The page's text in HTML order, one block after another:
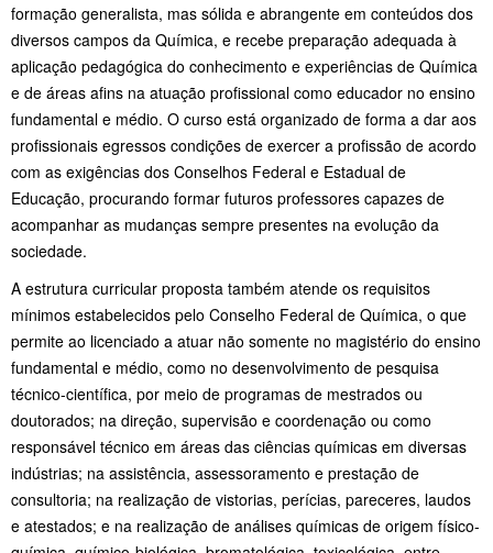
formação generalista, mas sólida e abrangente em conteúdos dos
diversos campos da Química, e recebe preparação adequada à
aplicação pedagógica do conhecimento e experiências de Química
e de áreas afins na atuação profissional como educador no ensino
fundamental e médio. O curso está organizado de forma a dar aos
profissionais egressos condições de exercer a profissão de acordo
com as exigências dos Conselhos Federal e Estadual de
Educação, procurando formar futuros professores capazes de
acompanhar as mudanças sempre presentes na evolução da
sociedade.
A estrutura curricular proposta também atende os requisitos
mínimos estabelecidos pelo Conselho Federal de Química, o que
permite ao licenciado a atuar não somente no magistério do ensino
fundamental e médio, como no desenvolvimento de pesquisa
técnico-científica, por meio de programas de mestrados ou
doutorados; na direção, supervisão e coordenação ou como
responsável técnico em áreas das ciências químicas em diversas
indústrias; na assistência, assessoramento e prestação de
consultoria; na realização de vistorias, perícias, pareceres, laudos
e atestados; e na realização de análises químicas de origem físico-